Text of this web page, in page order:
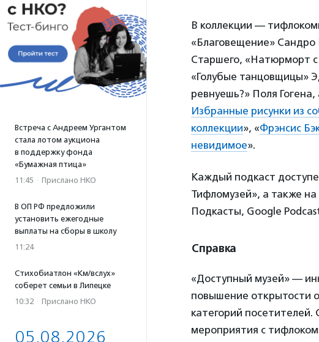
Встреча с Андреем Ургантом
стала лотом аукциона
в поддержку фонда
«Бумажная птица»
11:45 · Прислано НКО
В ОП РФ предложили
установить ежегодные
выплаты на сборы в школу
11:24
Стихобиатлон «Км/вслух»
соберет семьи в Липецке
10:32 · Прислано НКО
05.08.2026
В коллекции —
«Благовещение»
Старшего, «Натюрморт
«Голубые танцовщицы»
ревнуешь?» Поля
Избранные рисунки из
коллекции», «Фрэнсис
невидимое».
Каждый подкаст
Тифломузей», а также
Подкасты, Google
Справка
«Доступный музей» —
повышение открытости
категорий посетителей.
мероприятия с